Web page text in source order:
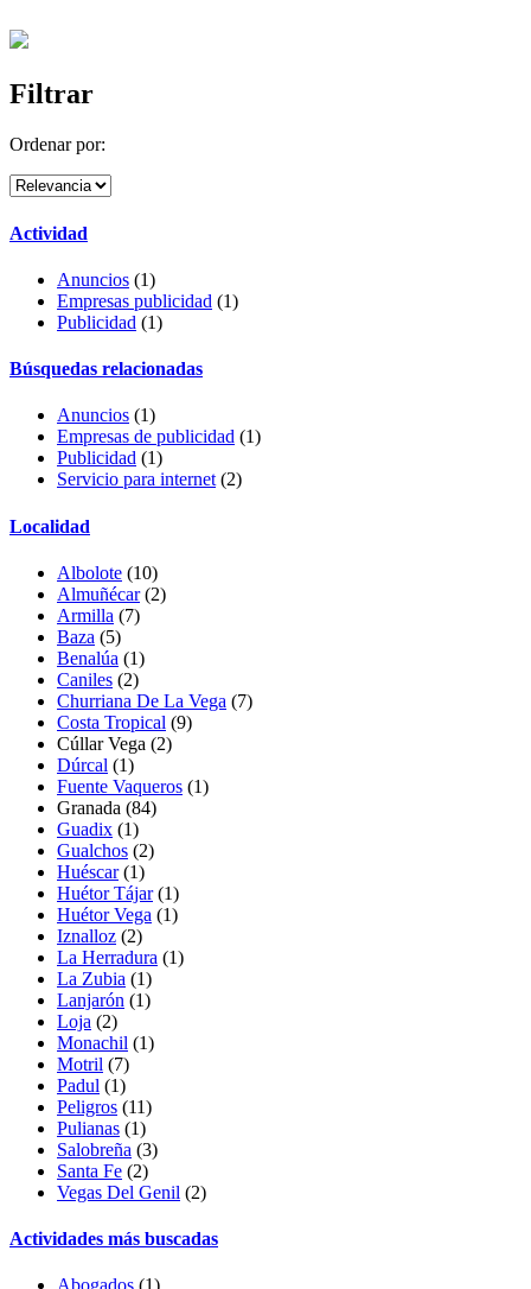
Filtrar
Ordenar por:
Actividad
Anuncios (1)
Empresas publicidad (1)
Publicidad (1)
Búsquedas relacionadas
Anuncios (1)
Empresas de publicidad (1)
Publicidad (1)
Servicio para internet (2)
Localidad
Albolote (10)
Almuñécar(2)
Armilla (7)
Baza (5)
Benalúa (1)
Caniles (2)
Churriana De La Vega (7)
Costa Tropical (9)
Cúllar Vega (2)
Dúrcal (1)
Fuente Vaqueros (1)
Granada (84)
Guadix (1)
Gualchos (2)
Huéscar(1)
Huétor Tájar(1)
Huétor Vega (1)
Iznalloz (2)
La Herradura (1)
La Zubia (1)
Lanjarón (1)
Loja (2)
Monachil (1)
Motril (7)
Padul (1)
Peligros (11)
Pulianas (1)
Salobreña (3)
Santa Fe (2)
Vegas Del Genil (2)
Actividades más buscadas